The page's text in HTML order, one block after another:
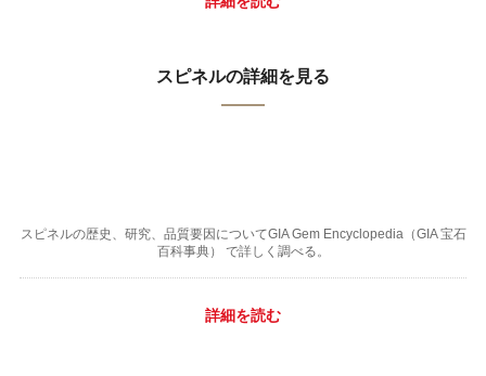
スピネルの詳細を見る
スピネルの歴史、研究、品質要因についてGIA Gem Encyclopedia（GIA 宝石
百科事典） で詳しく調べる。
詳細を読む